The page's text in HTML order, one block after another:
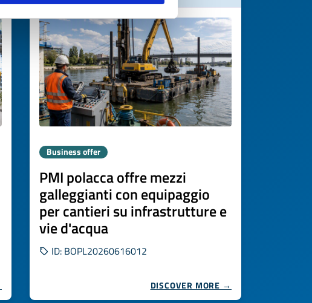
Business offer
PMI polacca offre mezzi
galleggianti con equipaggio
per cantieri su infrastrutture e
vie d'acqua
ID: BOPL20260616012
DISCOVER MORE →